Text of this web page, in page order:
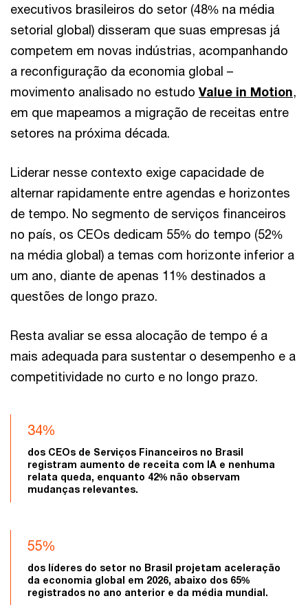
executivos brasileiros do setor (48% na média
setorial global) disseram que suas empresas já
competem em novas indústrias, acompanhando
a reconfiguração da economia global –
movimento analisado no estudo Value in Motion,
em que mapeamos a migração de receitas entre
setores na próxima década.
Liderar nesse contexto exige capacidade de
alternar rapidamente entre agendas e horizontes
de tempo. No segmento de serviços financeiros
no país, os CEOs dedicam 55% do tempo (52%
na média global) a temas com horizonte inferior a
um ano, diante de apenas 11% destinados a
questões de longo prazo.
Resta avaliar se essa alocação de tempo é a
mais adequada para sustentar o desempenho e a
competitividade no curto e no longo prazo.
34%
dos CEOs de Serviços Financeiros no Brasil
registram aumento de receita com IA e nenhuma
relata queda, enquanto 42% não observam
mudanças relevantes.
55%
dos líderes do setor no Brasil projetam aceleração
da economia global em 2026, abaixo dos 65%
registrados no ano anterior e da média mundial.